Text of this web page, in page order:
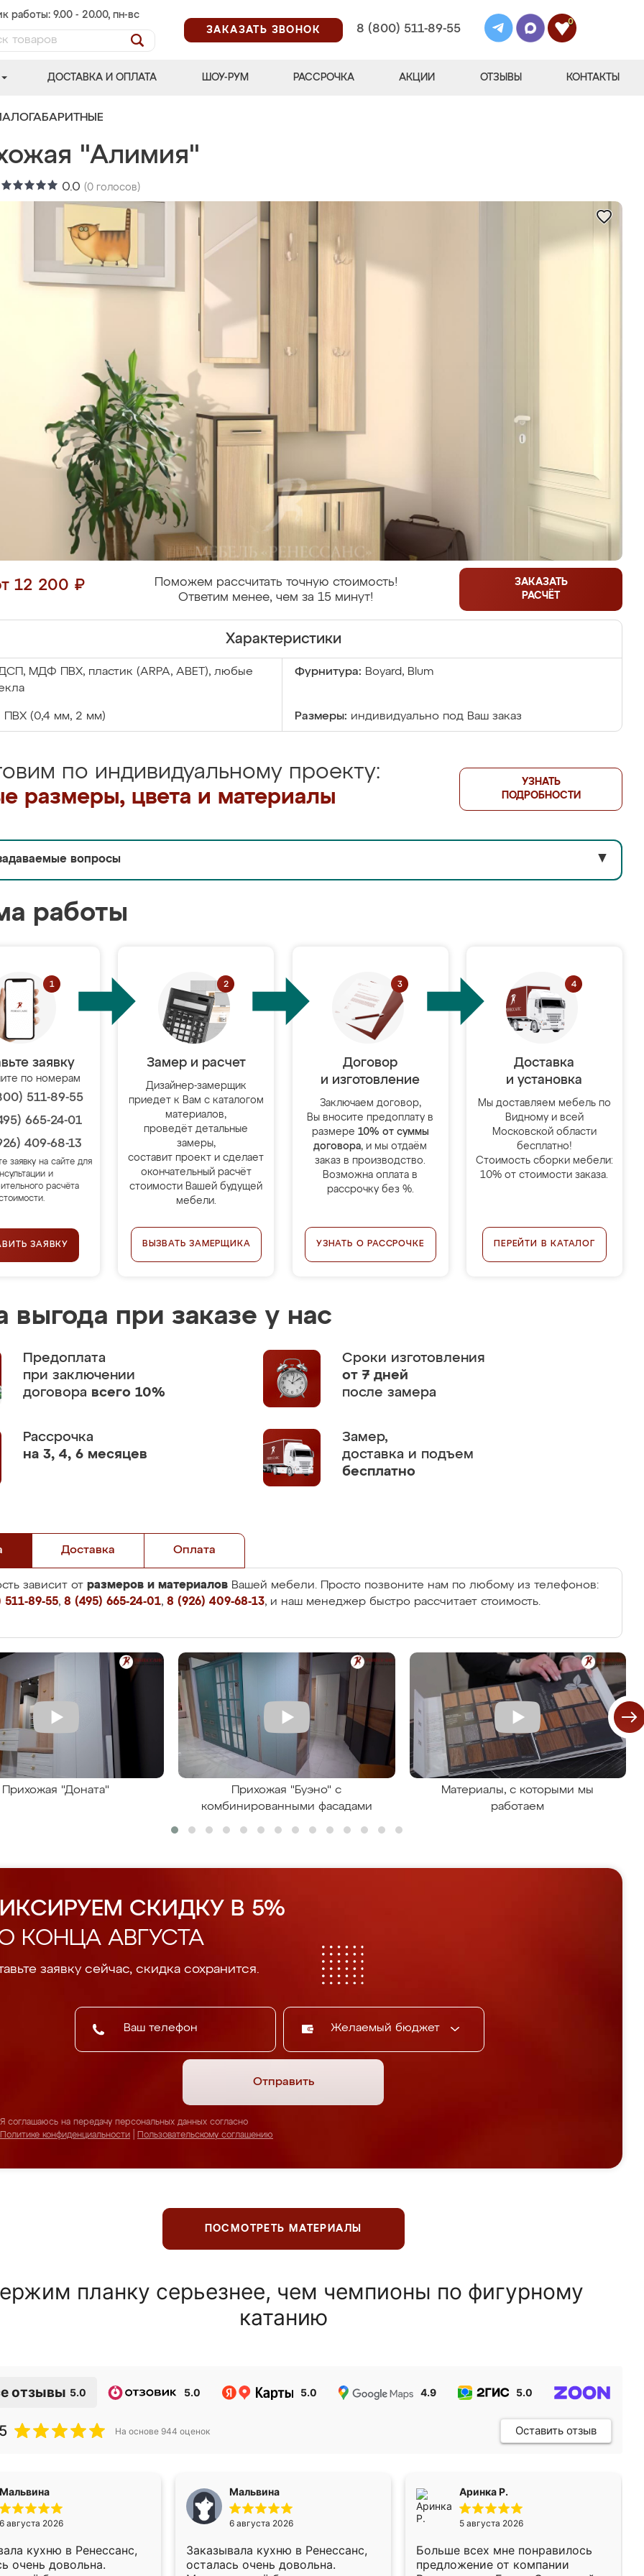
работы: 9.00 - 20.00, пн-вс
ЗАКАЗАТЬ ЗВОНОК
8 (800) 511-89-55
0
ДОСТАВКА И ОПЛАТА ШОУ-РУМ РАССРОЧКА АКЦИИ ОТЗЫВЫ КОНТАКТЫ
"Алимия"
0.0 (0 голосов)
12 200 ₽
Поможем рассчитать точную стоимость!
Ответим менее, чем за 15 минут!
ЗАКАЗАТЬ
РАСЧЁТ
Характеристики
МДФ ПВХ, пластик (ARPA, ABET), любые
Фурнитура: Boyard, Blum
ПВХ (0,4 мм, 2 мм) Размеры: индивидуально под Ваш заказ
по индивидуальному проекту:
размеры, цвета и материалы
УЗНАТЬ
ПОДРОБНОСТИ
вопросы ▼
работы
заявку
по номерам
511-89-55
665-24-01
409-68-13
заявку на сайте для
и
расчёта
ЗАЯВКУ
Замер и расчет
Дизайнер-замерщик
приедет к Вам с каталогом
материалов,
проведёт детальные
замеры,
составит проект и сделает
окончательный расчёт
стоимости Вашей будущей
мебели.
ВЫЗВАТЬ ЗАМЕРЩИКА
Договор
и изготовление
Заключаем договор,
Вы вносите предоплату в
размере 10% от суммы
договора, и мы отдаём
заказ в производство.
Возможна оплата в
рассрочку без %.
УЗНАТЬ О РАССРОЧКЕ
Доставка
и установка
Мы доставляем мебель по
Видному и всей
Московской области
бесплатно!
Стоимость сборки мебели:
10% от стоимости заказа.
ПЕРЕЙТИ В КАТАЛОГ
выгода при заказе у нас
Предоплата
при заключении
договора всего 10%
Сроки изготовления
от 7 дней
после замера
Рассрочка
на 3, 4, 6 месяцев
Замер,
доставка и подъем
бесплатно
Доставка Оплата
зависит от размеров и материалов Вашей мебели. Просто позвоните нам по любому из телефонов:
89-55, 8 (495) 665-24-01, 8 (926) 409-68-13, и наш менеджер быстро рассчитает стоимость.
Прихожая "Доната"
Прихожая "Буэно" с
комбинированными фасадами
Материалы, с которыми мы
работаем
СКИДКУ В 5%
КОНЦА АВГУСТА
заявку сейчас, скидка сохранится.
Желаемый бюджет
Отправить
Я соглашаюсь на передачу персональных данных согласно
Политике конфиденциальности
Пользовательскому соглашению
ПОСМОТРЕТЬ МАТЕРИАЛЫ
планку серьезнее, чем чемпионы по фигурному
катанию
отзывы 5.0 5.0 5.0 4.9 5.0
На основе 944 оценок Оставить отзыв
Мальвина
6 августа 2026
кухню в Ренессанс,
очень довольна.
Мальвина
6 августа 2026
Заказывала кухню в Ренессанс,
осталась очень довольна.
Аринка Р.
5 августа 2026
Больше всех мне понравилось
предложение от компании